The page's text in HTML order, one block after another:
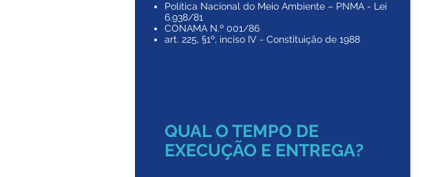
Política Nacional do Meio Ambiente – PNMA - Lei
6.938/81
CONAMA N.º 001/86
art. 225, §1º, inciso IV - Constituição de 1988
QUAL O TEMPO DE
EXECUÇÃO E ENTREGA?